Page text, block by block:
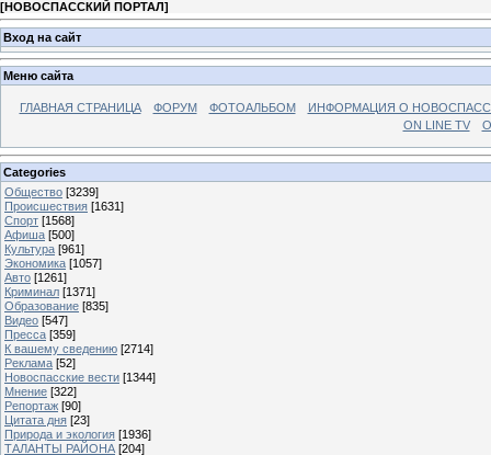
[НОВОСПАССКИЙ ПОРТАЛ]
Вход на сайт
Меню сайта
ГЛАВНАЯ СТРАНИЦА ФОРУМ ФОТОАЛЬБОМ
ИНФОРМАЦИЯ О
ON LINE TV
Categories
Общество [3239]
Происшествия [1631]
Спорт [1568]
Афиша [500]
Культура [961]
Экономика [1057]
Авто [1261]
Криминал [1371]
Образование [835]
Видео [547]
Пресса [359]
К вашему сведению [2714]
Реклама [52]
Новоспасские вести [1344]
Мнение [322]
Репортаж [90]
Цитата дня [23]
Природа и экология [1936]
ТАЛАНТЫ РАЙОНА [204]